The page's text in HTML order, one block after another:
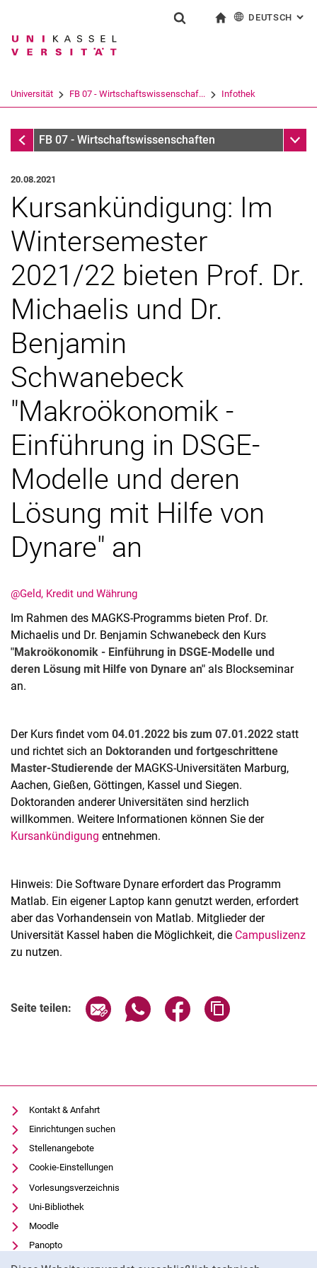
Springe direkt zu: Inhalt
Springe direkt zu: Suche
Springe direkt zu:
Suchbegriff
Suchen (öffnet externen Link in einem
DEUTSCH :
Universität FB 07 - Wirtschaftswissenschaf... Infothek
InfothekFB 07 - Wirtschaftswissenschaften
Aktuelles
Termine
20.08.2021
Kursankündigung: Im
Wintersemester
2021/22 bieten Prof. Dr.
Michaelis und Dr.
Benjamin
Schwanebeck
"Makroökonomik -
Einführung in DSGE-
Modelle und deren
Lösung mit Hilfe von
Dynare" an
@Geld, Kredit und Währung
Im Rahmen des MAGKS-Programms bieten Prof. Dr.
Michaelis und Dr. Benjamin Schwanebeck den Kurs
"Makroökonomik - Einführung in DSGE-Modelle und
deren Lösung mit Hilfe von Dynare an" als Blockseminar
an.
Der Kurs findet vom 04.01.2022 bis zum 07.01.2022 statt
und richtet sich an Doktoranden und fortgeschrittene
Master-Studierende der MAGKS-Universitäten Marburg,
Aachen, Gießen, Göttingen, Kassel und Siegen.
Doktoranden anderer Universitäten sind herzlich
willkommen. Weitere Informationen können Sie der
Kursankündigung entnehmen.
Hinweis: Die Software Dynare erfordert das Programm
Matlab. Ein eigener Laptop kann genutzt werden, erfordert
aber das Vorhandensein von Matlab. Mitglieder der
Universität Kassel haben die Möglichkeit, die Campuslizenz
zu nutzen.
Seite teilen: Seite über E-Mail teilen
Seite über WhatsApp teilen
Seite über Facebook
Kontakt & Anfahrt
Einrichtungen suchen
Stellenangebote
Cookie-Einstellungen
Vorlesungsverzeichnis
Uni-Bibliothek
Moodle
Panopto
Datenschutz